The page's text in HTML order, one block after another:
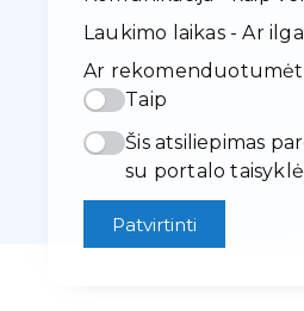
Laukimo laikas - Ar
Ar
Taip
Šis atsiliepimas
su portalo
Patvirtinti